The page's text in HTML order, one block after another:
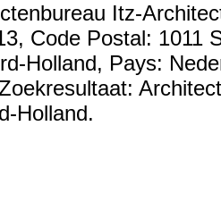
Itz-
, Code Postal: 1011
Holland, Pays:
Holland.